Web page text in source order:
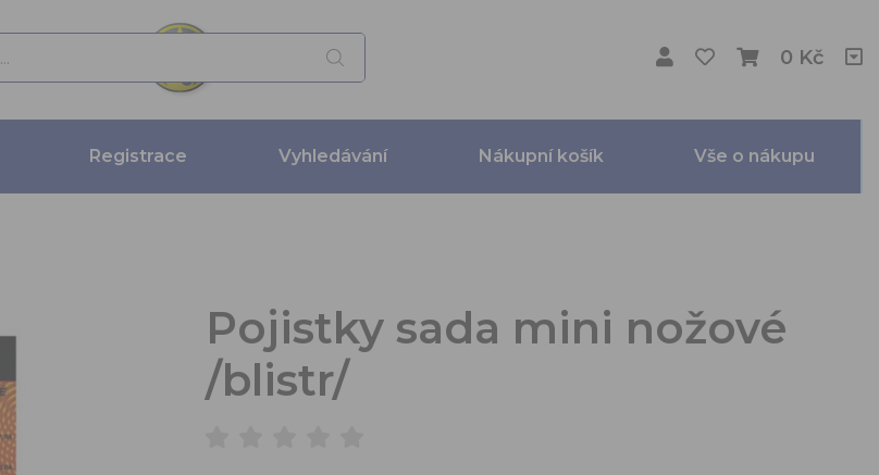
0 Kč
Registrace Vyhledávání Nákupní košík Vše o nákupu
Pojistky sada mini nožové
/blistr/